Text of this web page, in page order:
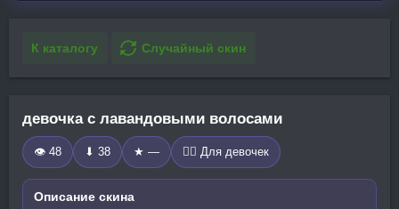
К каталогу Случайный скин
девочка с лавандовыми волосами
👁 48 ⬇ 38 ★ — 🧍‍♀️ Для девочек
Описание скина